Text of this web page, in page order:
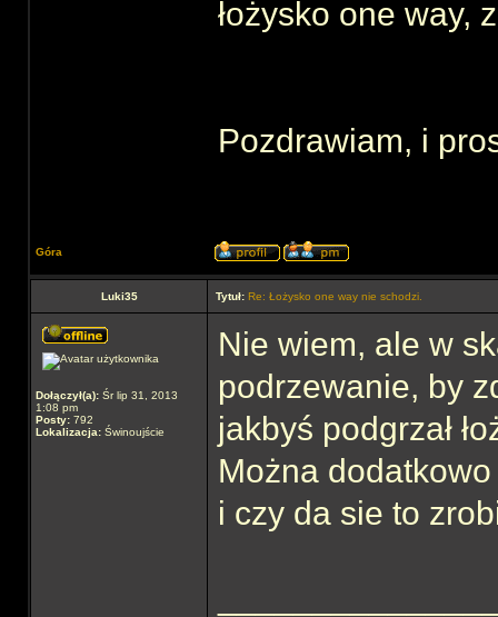
łożysko one way,
Pozdrawiam, i
Góra
Luki35 Tytuł: Re: Łożysko one way nie schodzi.
Dołączył(a): Śr lip 31, 2013
1:08 pm
Posty: 792
Lokalizacja: Świnoujście
Nie wiem, ale w
podrzewanie, by
jakbyś podgrzał
Można dodatkowo
i czy da sie to